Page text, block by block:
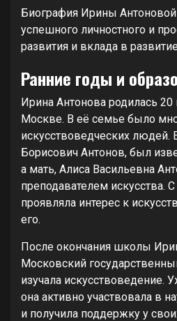
Биография Ирины
успешного личностного и
развития и вклада в
Ранние годы и
Ирина Антонова родилась 20
Москве. В её семье было
искусствоведческих людей.
Борисович Антонов, был
а мать, Алиса Васильевна
преподавателем искусства.
проявляла интерес к
его.
После окончания школы
Московский
изучала искусствоведение.
она активно участвовала в
и получила поддержку у